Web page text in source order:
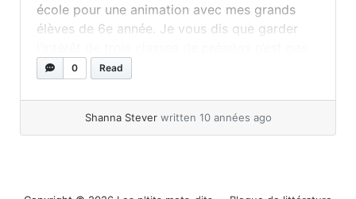
école pour une animation avec mes grands
élèves de 6e année. Je vous dis que garder
une tâche facile, mais Simon Gauthier y est
0 Read
Shanna Stever written 10 années ago